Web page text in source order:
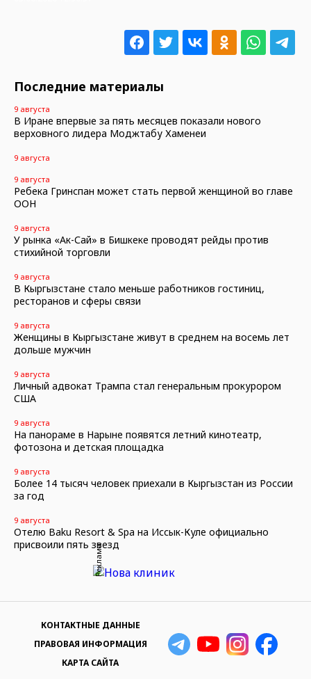
Последние материалы
9 августа
В Иране впервые за пять месяцев показали нового
верховного лидера Моджтабу Хаменеи
9 августа
9 августа
Ребека Гринспан может стать первой женщиной во главе
ООН
9 августа
У рынка «Ак-Сай» в Бишкеке проводят рейды против
стихийной торговли
9 августа
В Кыргызстане стало меньше работников гостиниц,
ресторанов и сферы связи
9 августа
Женщины в Кыргызстане живут в среднем на восемь лет
дольше мужчин
9 августа
Личный адвокат Трампа стал генеральным прокурором
США
9 августа
На панораме в Нарыне появятся летний кинотеатр,
фотозона и детская площадка
9 августа
Более 14 тысяч человек приехали в Кыргызстан из России
за год
9 августа
Отелю Baku Resort & Spa на Иссык-Куле официально
присвоили пять звезд
Реклама
КОНТАКТНЫЕ ДАННЫЕ
ПРАВОВАЯ ИНФОРМАЦИЯ
КАРТА САЙТА